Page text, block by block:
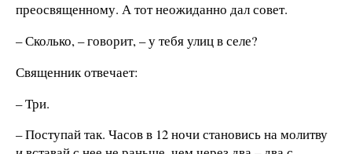
преосвященному. А тот неожиданно дал совет.
– Сколько, – говорит, – у тебя улиц в селе?
Священник отвечает:
– Три.
– Поступай так. Часов в 12 ночи становись на молитву